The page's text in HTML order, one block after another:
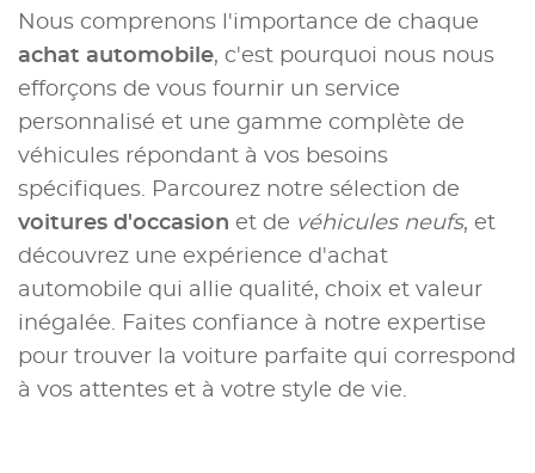
Nous comprenons l'importance de chaque
achat automobile, c'est pourquoi nous nous
efforçons de vous fournir un service
personnalisé et une gamme complète de
véhicules répondant à vos besoins
spécifiques. Parcourez notre sélection de
voitures d'occasion et de véhicules neufs, et
découvrez une expérience d'achat
automobile qui allie qualité, choix et valeur
inégalée. Faites confiance à notre expertise
pour trouver la voiture parfaite qui correspond
à vos attentes et à votre style de vie.